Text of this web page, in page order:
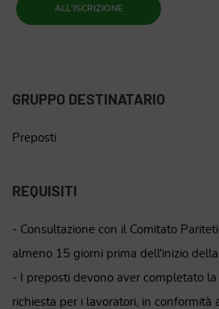
ALL'ISCRIZIONE
GRUPPO DESTINATARIO
Preposti
REQUISITI
- Consultazione con il Comitato
almeno 15 giorni prima dell'inizio
- I preposti devono aver completato
richiesta per i lavoratori, in conformità